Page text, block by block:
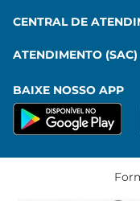
CENTRAL DE
ATENDIMENTO (SAC)
BAIXE NOSSO APP